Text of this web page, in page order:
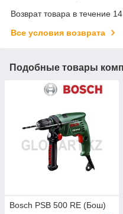
Возврат товара в течение
Все условия возврата
Подобные товары
Bosch PSB 500 RE (Бош)